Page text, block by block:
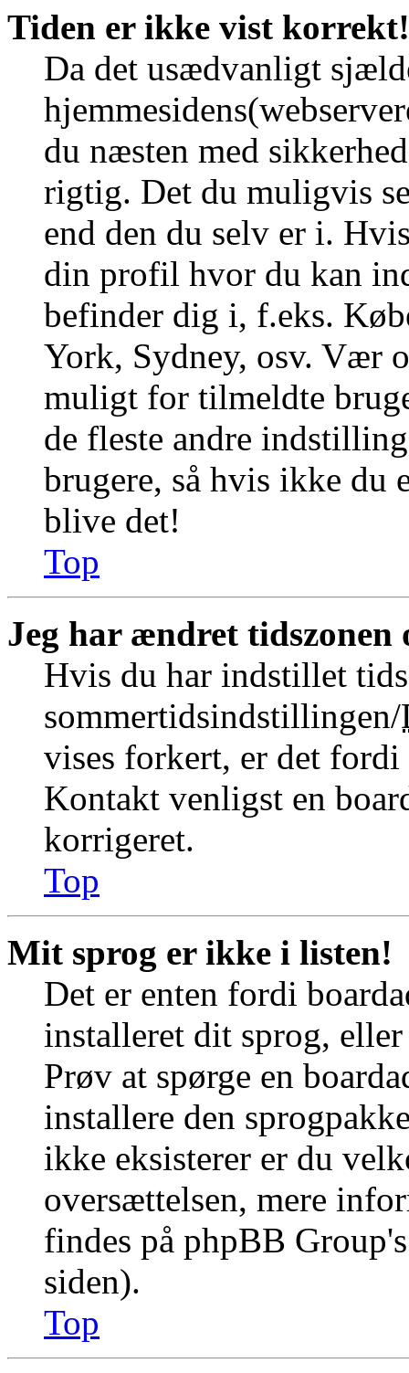
Tiden er ikke vist korrekt!
Da det usædvanligt
du næsten med
rigtig. Det du muligvis
end den du selv er i.
din profil hvor du kan
befinder dig i, f.eks.
York, Sydney, osv. Vær
muligt for tilmeldte
de fleste andre
brugere, så hvis ikke du
blive det!
Top
Jeg har ændret
Hvis du har indstillet
sommertidsindstillingen/
vises forkert, er det
Kontakt venligst en
korrigeret.
Top
Mit sprog er ikke i listen!
Det er enten fordi
installeret dit sprog,
Prøv at spørge en
installere den
ikke eksisterer er du
oversættelsen, mere
findes på phpBB
siden).
Top